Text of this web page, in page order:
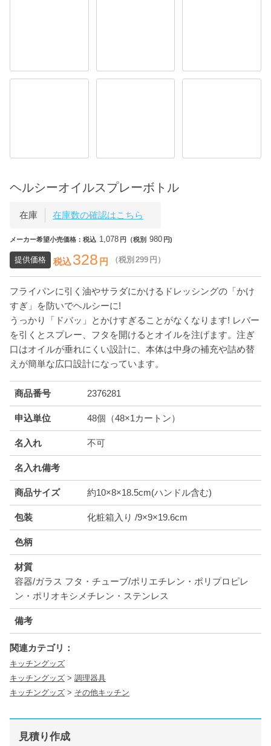
ヘルシーオイルスプレーボトル
在庫 在庫数の確認はこちら
メーカー希望小売価格：税込 1,078 円（税別 980 円)
提供価格 税込328 円 （税別 299 円）
フライパンに引く油やサラダにかけるドレッシングの「かけ
すぎ」を防いでヘルシーに!
うっかり「ドバッ」とかけすぎることがなくなります! レバー
を引くとスプレー、フタを開けるとオイルを注げます。注ぎ
口はオイルが垂れにくい設計に、本体は中身の補充や詰め替
えが簡単な広口設計になっています。
商品番号 2376281
申込単位 48個（48×1カートン）
名入れ 不可
名入れ備考
商品サイズ 約10×8×18.5cm(ハンドル含む)
包装 化粧箱入り /9×9×19.6cm
色柄
材質
容器/ガラス フタ・チューブ/ポリエチレン・ポリプロピレ
ン・ポリオキシメチレン・ステンレス
備考
関連カテゴリ：
キッチングッズ
キッチングッズ > 調理器具
キッチングッズ > その他キッチン
見積り作成